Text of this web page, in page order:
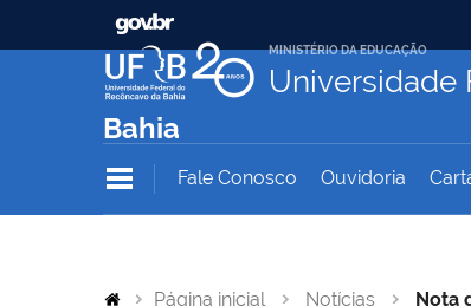
MINISTÉRIO DA EDUCAÇÃO
Universidade
Bahia
Fale Conosco Ouvidoria
Página inicial Notícias Nota